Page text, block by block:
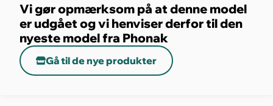
Vi gør opmærksom på at denne model
er udgået og vi henviser derfor til den
nyeste model fra Phonak
Gå til de nye produkter